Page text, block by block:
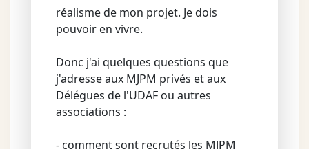
réalisme de mon projet. Je dois
pouvoir en vivre.
Donc j'ai quelques questions que
j'adresse aux MJPM privés et aux
Délégues de l'UDAF ou autres
associations :
- comment sont recrutés les MJPM